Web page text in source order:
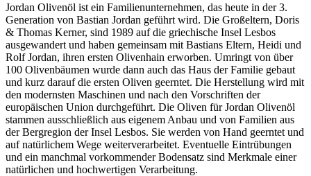
Jordan Olivenöl ist ein Familienunternehmen, das heute in der 3.
Generation von Bastian Jordan geführt wird. Die Großeltern, Doris
& Thomas Kerner, sind 1989 auf die griechische Insel Lesbos
ausgewandert und haben gemeinsam mit Bastians Eltern, Heidi und
Rolf Jordan, ihren ersten Olivenhain erworben. Umringt von über
100 Olivenbäumen wurde dann auch das Haus der Familie gebaut
und kurz darauf die ersten Oliven geerntet. Die Herstellung wird mit
den modernsten Maschinen und nach den Vorschriften der
europäischen Union durchgeführt. Die Oliven für Jordan Olivenöl
stammen ausschließlich aus eigenem Anbau und von Familien aus
der Bergregion der Insel Lesbos. Sie werden von Hand geerntet und
auf natürlichem Wege weiterverarbeitet. Eventuelle Eintrübungen
und ein manchmal vorkommender Bodensatz sind Merkmale einer
natürlichen und hochwertigen Verarbeitung.